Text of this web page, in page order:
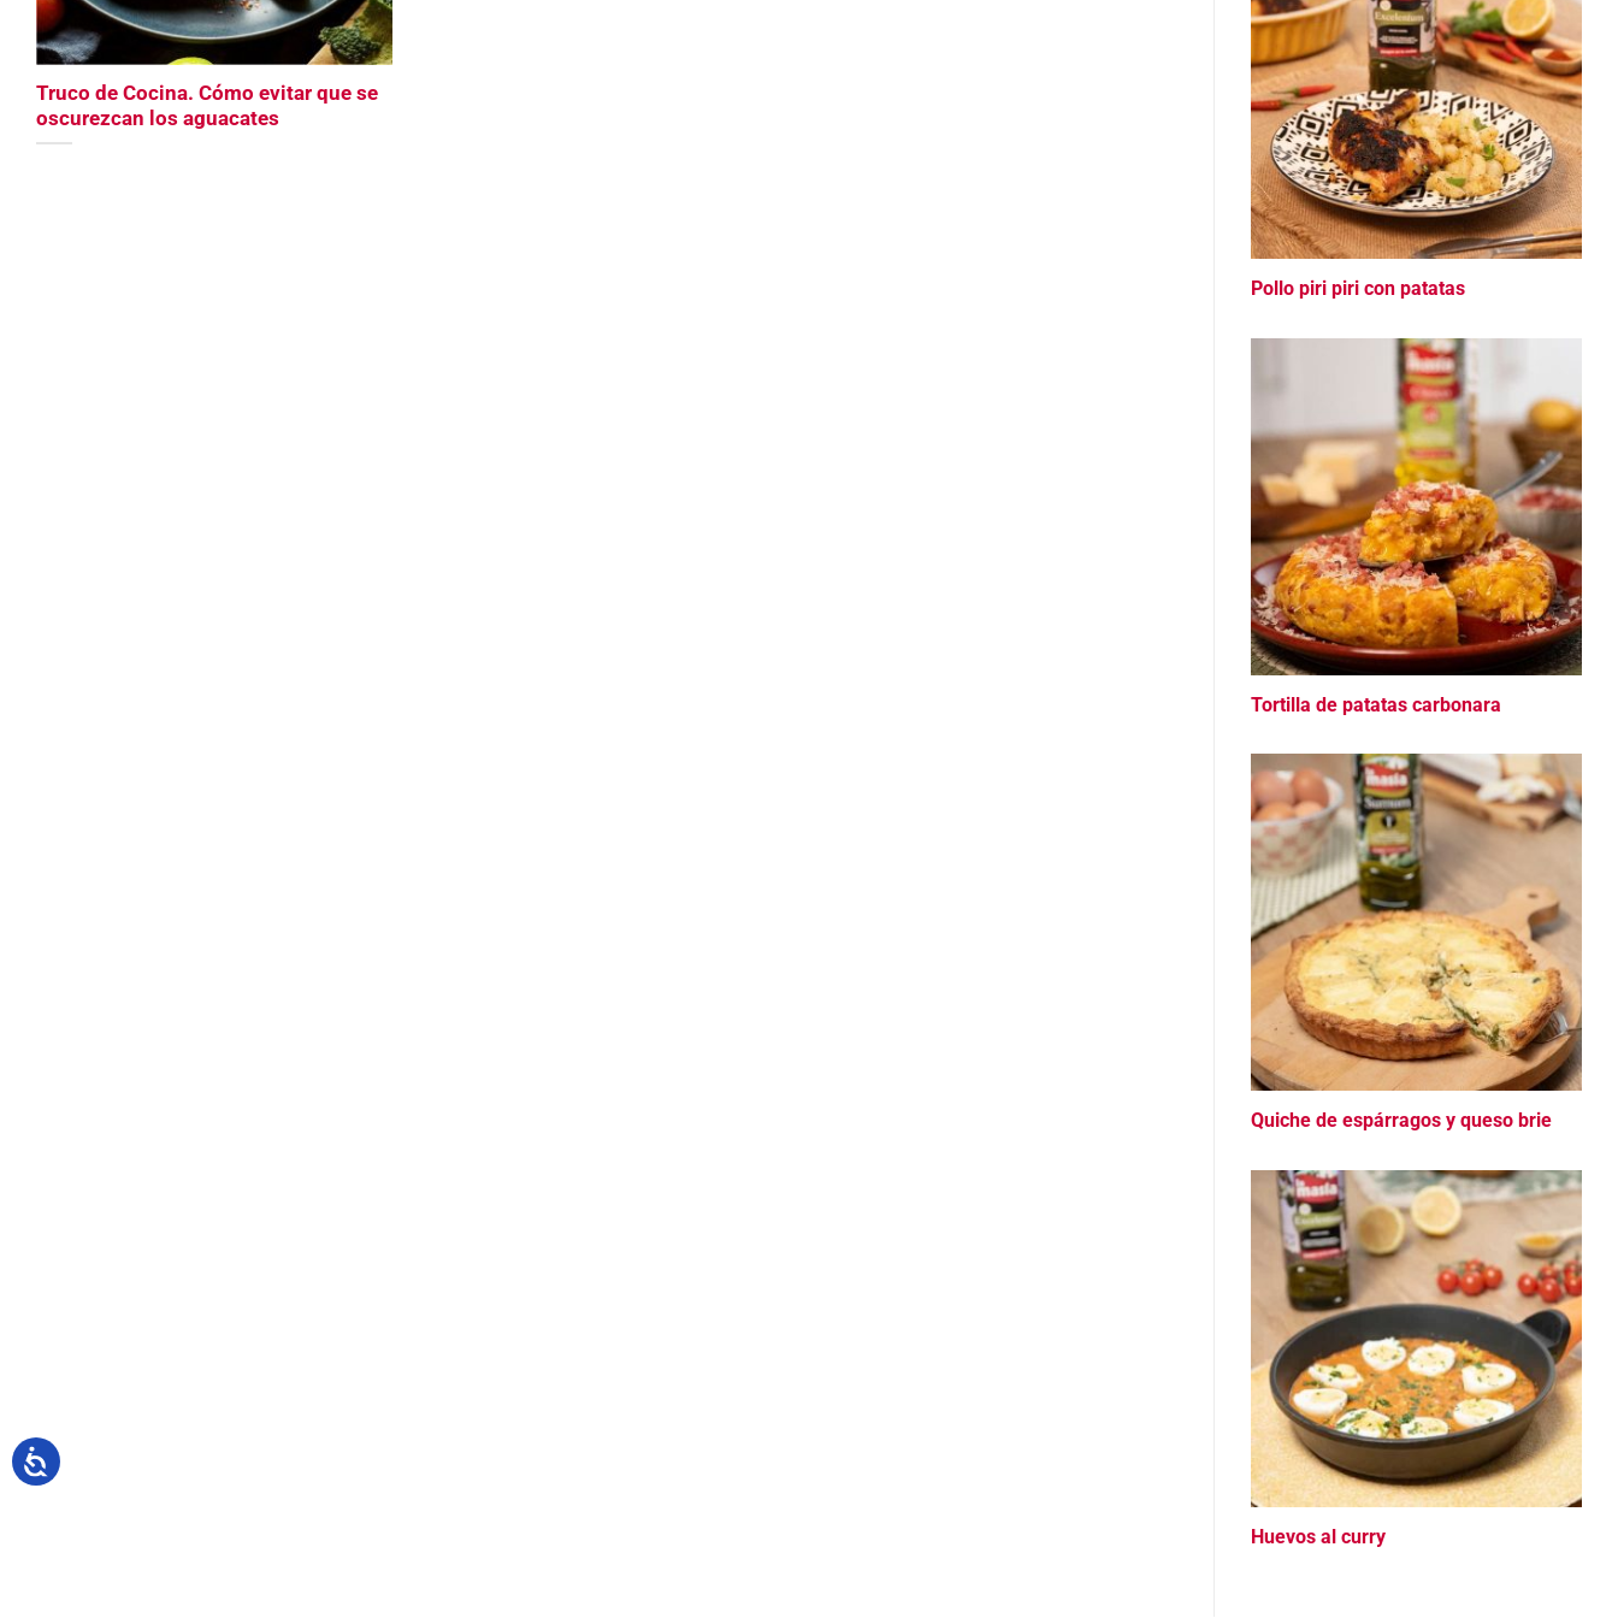
Truco de Cocina. Cómo evitar que se
oscurezcan los aguacates
Pollo piri piri con patatas
Tortilla de patatas carbonara
Quiche de espárragos y queso brie
Huevos al curry